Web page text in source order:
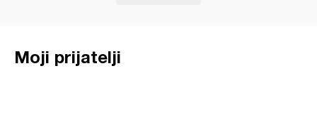
Moji prijatelji